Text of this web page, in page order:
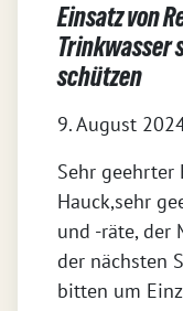
Einsatz von
Trinkwasser
schützen
9. August
Sehr geehrter
Hauck,sehr
und -räte, der
der nächsten
bitten um